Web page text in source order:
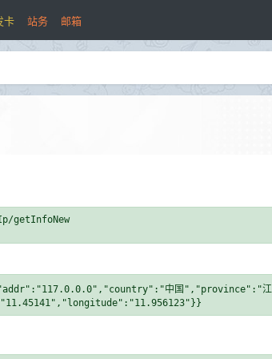
卡 站务 邮箱
中国","province":"江